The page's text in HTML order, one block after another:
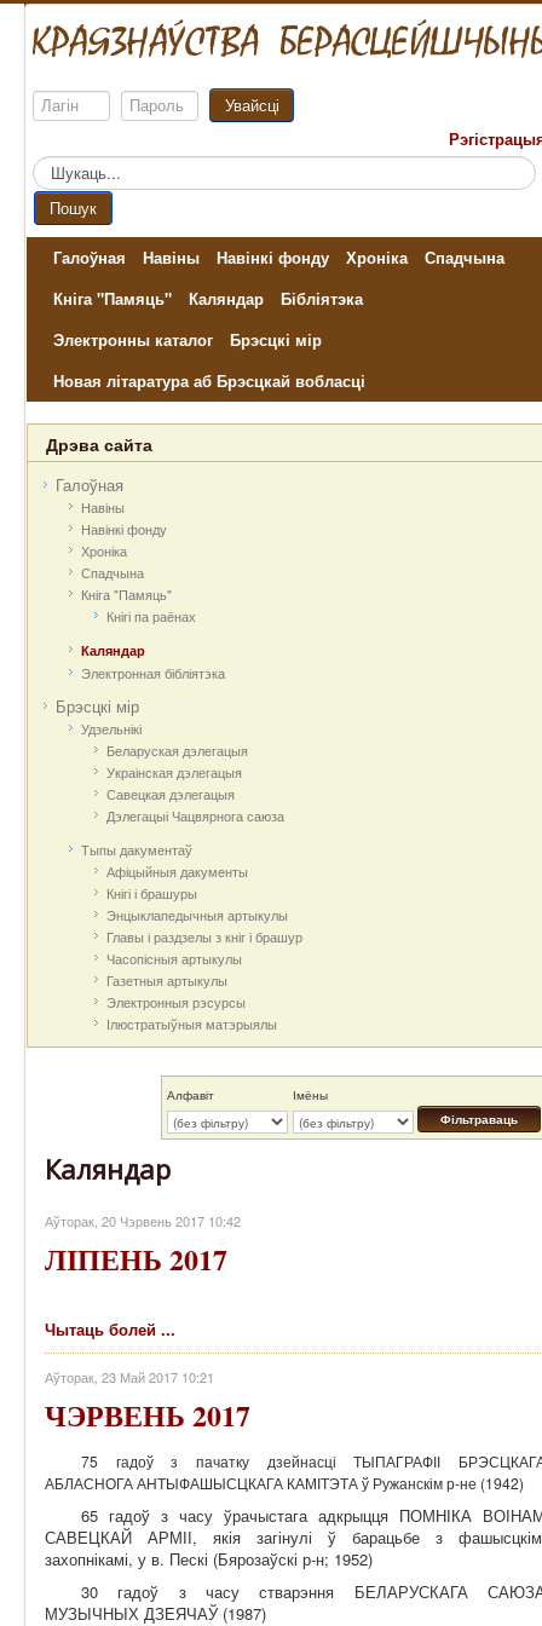
Увайсці
Пошук...
Пошук
Галоўная Навіны Навінкі фонду Хроніка
Спадчына
Кніга "Памяць"
Каляндар
Бібліятэка
Электронны каталог
Брэсцкі мір
Новая літаратура аб Брэсцкай вобласці
Дрэва сайта
Галоўная
Навіны
Навінкі фонду
Хроніка
Спадчына
Кніга "Памяць"
Кнігі па раёнах
Каляндар
Электронная бібліятэка
Брэсцкі мір
Удзельнікі
Беларуская дэлегацыя
Украінская дэлегацыя
Савецкая дэлегацыя
Дэлегацыі Чацвярнога саюза
Тыпы дакументаў
Афіцыйныя дакумeнты
Кнігі і брашуры
Энцыклапедычныя артыкулы
Главы і раздзелы з кніг і брашур
Часопісныя артыкулы
Газетныя артыкулы
Электронныя рэсурсы
Ілюстратыўныя матэрыялы
Фільтраваць
Імёны
Алфавіт
Каляндар
Аўторак, 20 Чэрвень 2017 10:42
ЛІПЕНЬ 2017
Чытаць болей ...
Аўторак, 23 Май 2017 10:21
ЧЭРВЕНЬ 2017
75 гадоў з пачатку дзейнасці ТЫПАГРАФІІ
АБЛАСНОГА АНТЫФАШЫСЦКАГА КАМІТЭТА ў Ружанскім р-не (1942)
65 гадоў з часу ўрачыстага адкрыцця ПОМНІКА
САВЕЦКАЙ АРМІІ, якія загінулі ў барацьбе з
захопнікамі, у в. Пескі (Бярозаўскі р-н; 1952)
30 гадоў з часу стварэння БЕЛАРУСКАГА
МУЗЫЧНЫХ ДЗЕЯЧАЎ (1987)